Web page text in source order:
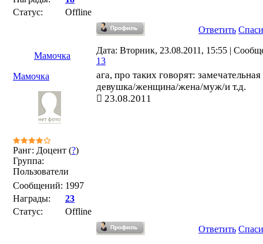
Статус:
Offline
Ответить
Мамочка
Дата: Вторник, 23.08.2011, 15:55 |
13
Мамочка
Ранг: Доцент (?)
Группа:
Пользователи
Сообщений: 1997
Награды:
23
Статус:
Offline
ага, про таких говорят: замечательная
девушка/женщина/жена/муж/и т.д.
23.08.2011
Ответить